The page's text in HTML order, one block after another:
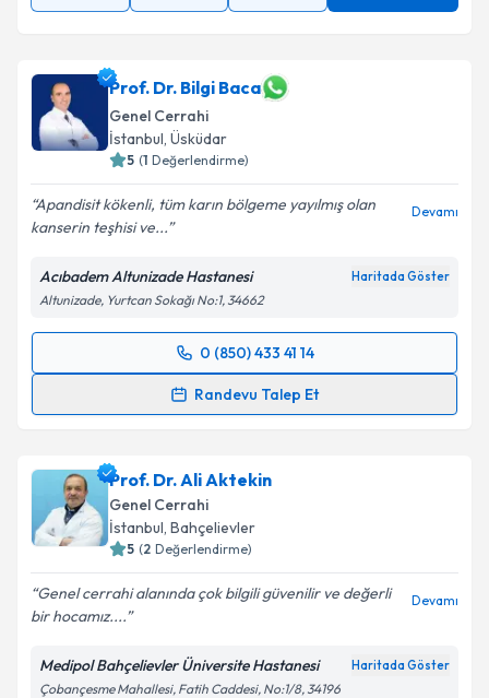
Prof. Dr. Bilgi Baca
Genel Cerrahi
İstanbul, Üsküdar
5 (1 Değerlendirme)
Apandisit kökenli, tüm karın bölgeme yayılmış olan
kanserin teşhisi ve...
Devamı
Acıbadem Altunizade Hastanesi Haritada Göster
Altunizade, Yurtcan Sokağı No:1, 34662
0 (850) 433 41 14
Randevu Talep Et
Randevu Takvimi Talebi
takvim hazırlandığında e-posta ile bilgilendireceğiz.
E-posta Adresiniz
'ni okudum ve kişisel verilerimin belirtilen
kapsamda işlenmesini kabul ediyorum.
Prof. Dr. Ali Aktekin
Genel Cerrahi
İstanbul, Bahçelievler
5 (2 Değerlendirme)
Genel cerrahi alanında çok bilgili güvenilir ve değerli
bir hocamız....
Devamı
Medipol Bahçelievler Üniversite Hastanesi Haritada Göster
Çobançesme Mahallesi, Fatih Caddesi, No:1/8, 34196